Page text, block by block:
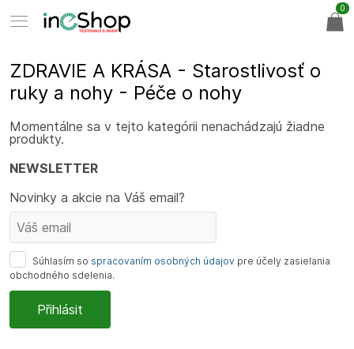
ZDRAVIE A KRÁSA - Starostlivosť o
ruky a nohy - Péče o nohy
Momentálne sa v tejto kategórii nenachádzajú žiadne
produkty.
0
NEWSLETTER
Novinky a akcie na Váš email?
Súhlasím so spracovaním osobných údajov pre účely zasielania
obchodného sdelenia.